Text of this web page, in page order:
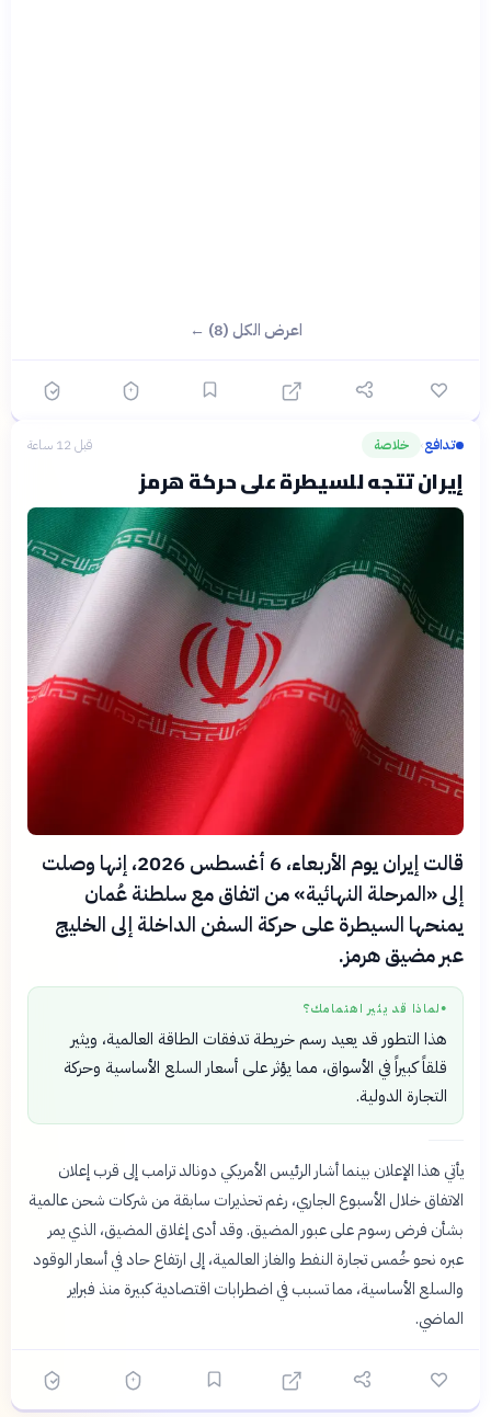
اعرض الكل (8) ←
تدافع› خلاصة قبل 12 ساعة
إيران تتجه للسيطرة على حركة هرمز
قالت إيران يوم الأربعاء، 6 أغسطس 2026، إنها وصلت
إلى «المرحلة النهائية» من اتفاق مع سلطنة عُمان
يمنحها السيطرة على حركة السفن الداخلة إلى الخليج
عبر مضيق هرمز.
● لماذا قد يثير اهتمامك؟
هذا التطور قد يعيد رسم خريطة تدفقات الطاقة العالمية، ويثير
قلقاً كبيراً في الأسواق، مما يؤثر على أسعار السلع الأساسية وحركة
التجارة الدولية.
يأتي هذا الإعلان بينما أشار الرئيس الأمريكي دونالد ترامب إلى قرب إعلان
الاتفاق خلال الأسبوع الجاري، رغم تحذيرات سابقة من شركات شحن عالمية
بشأن فرض رسوم على عبور المضيق. وقد أدى إغلاق المضيق، الذي يمر
عبره نحو خُمس تجارة النفط والغاز العالمية، إلى ارتفاع حاد في أسعار الوقود
والسلع الأساسية، مما تسبب في اضطرابات اقتصادية كبيرة منذ فبراير
الماضي.